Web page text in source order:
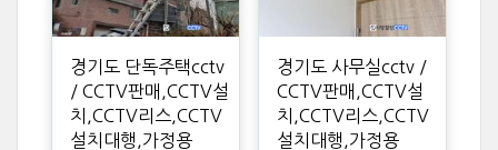
경기도 단독주택cctv
/ CCTV판매,CCTV설
치,CCTV리스,CCTV
설치대행,가정용
경기도 사무실cctv /
CCTV판매,CCTV설
치,CCTV리스,CCTV
설치대행,가정용